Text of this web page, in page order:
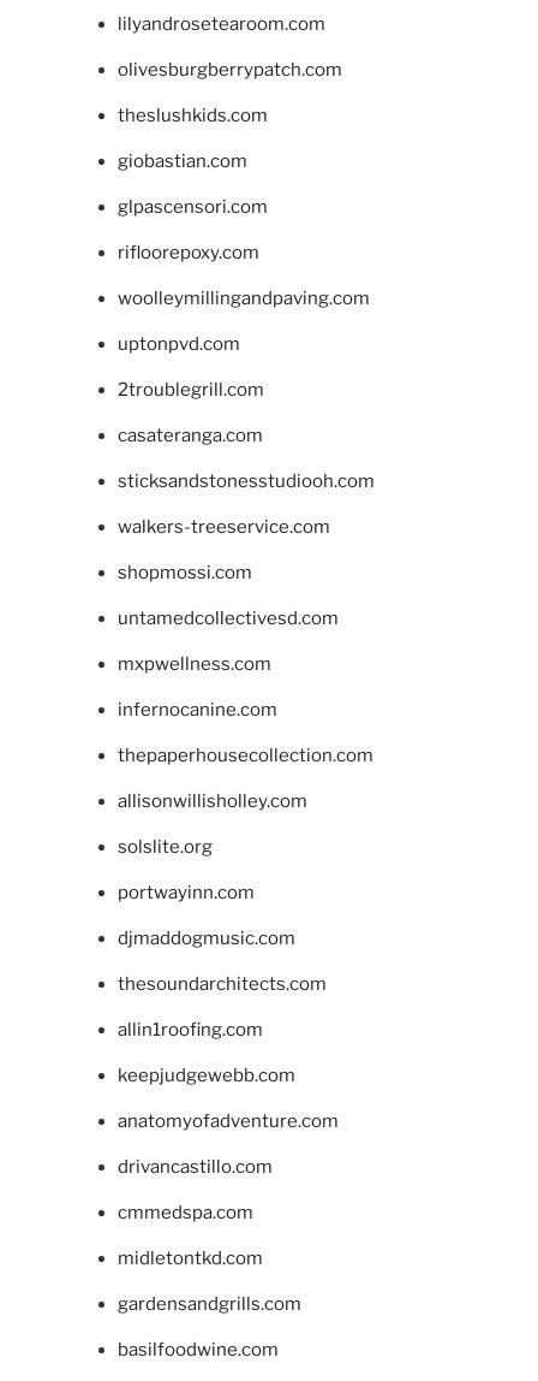
lilyandrosetearoom.com
olivesburgberrypatch.com
theslushkids.com
giobastian.com
glpascensori.com
rifloorepoxy.com
woolleymillingandpaving.com
uptonpvd.com
2troublegrill.com
casateranga.com
sticksandstonesstudiooh.com
walkers-treeservice.com
shopmossi.com
untamedcollectivesd.com
mxpwellness.com
infernocanine.com
thepaperhousecollection.com
allisonwillisholley.com
solslite.org
portwayinn.com
djmaddogmusic.com
thesoundarchitects.com
allin1roofing.com
keepjudgewebb.com
anatomyofadventure.com
drivancastillo.com
cmmedspa.com
midletontkd.com
gardensandgrills.com
basilfoodwine.com